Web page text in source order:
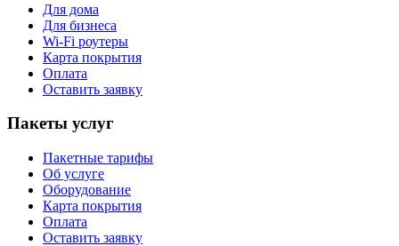
Для дома
Для бизнеса
Wi-Fi роутеры
Карта покрытия
Оплата
Оставить заявку
Пакеты услуг
Пакетные тарифы
Об услуге
Оборудование
Карта покрытия
Оплата
Оставить заявку